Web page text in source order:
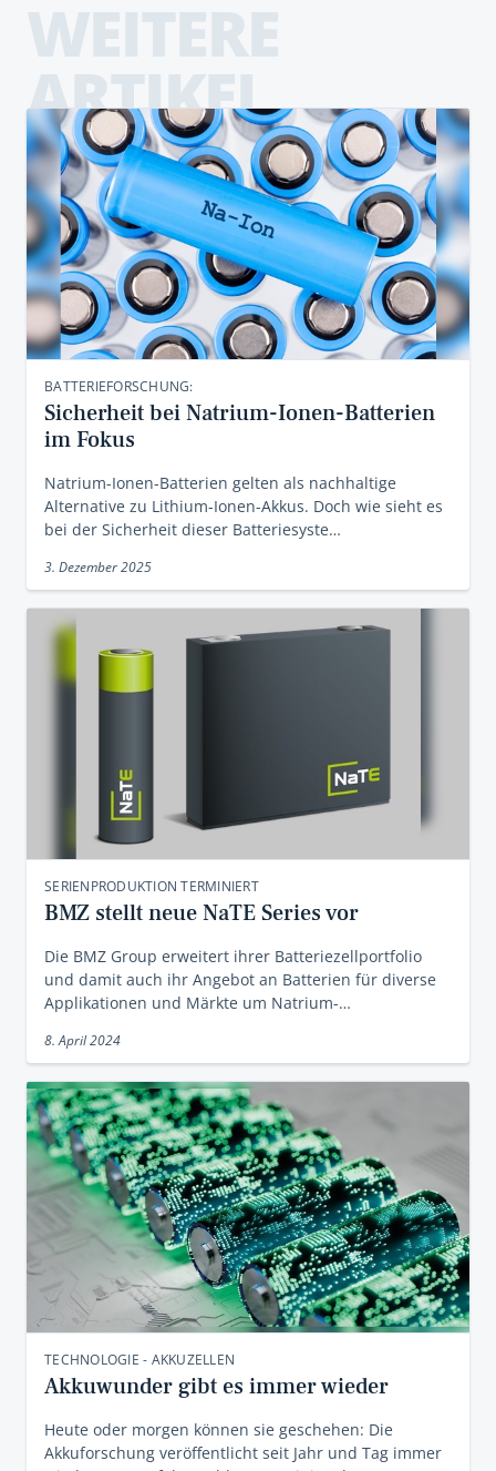
ARTIKEL
BATTERIEFORSCHUNG:
Sicherheit bei Natrium-Ionen-Batterien
im Fokus
Natrium-Ionen-Batterien gelten als nachhaltige
Alternative zu Lithium-Ionen-Akkus. Doch wie sieht es
bei der Sicherheit dieser Batteriesyste…
3. Dezember 2025
SERIENPRODUKTION TERMINIERT
BMZ stellt neue NaTE Series vor
Die BMZ Group erweitert ihrer Batteriezellportfolio
und damit auch ihr Angebot an Batterien für diverse
Applikationen und Märkte um Natrium-…
8. April 2024
TECHNOLOGIE - AKKUZELLEN
Akkuwunder gibt es immer wieder
Heute oder morgen können sie geschehen: Die
Akkuforschung veröffentlicht seit Jahr und Tag immer